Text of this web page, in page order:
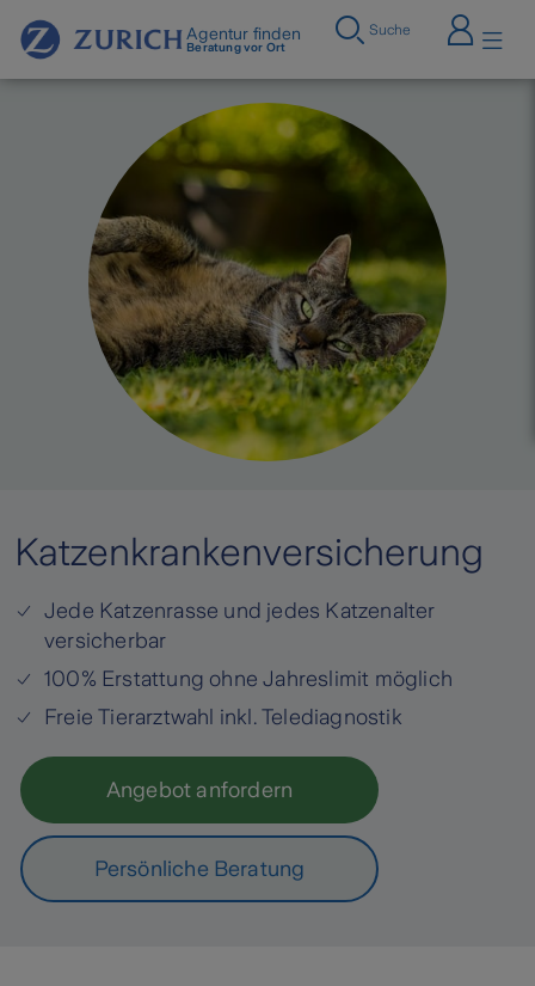
Agentur finden
Beratung vor Ort
Suche
Katzenkrankenversicherung
Jede Katzenrasse und jedes Katzenalter
versicherbar
100% Erstattung ohne Jahreslimit möglich
Freie Tierarztwahl inkl. Telediagnostik
Angebot anfordern
Persönliche Beratung